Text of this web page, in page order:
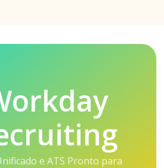
e ATS Pronto para